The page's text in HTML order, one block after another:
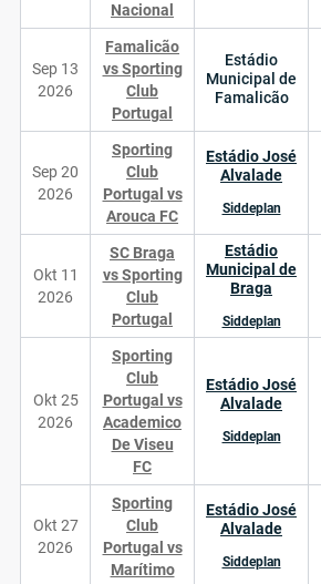
Nacional
Sep 13
2026
Famalicão
vs Sporting
Club
Portugal
Estádio
Municipal de
Famalicão
Sep 20
2026
Sporting
Club
Portugal vs
Arouca FC
Estádio José
Alvalade
Siddeplan
Okt 11
2026
SC Braga
vs Sporting
Club
Portugal
Estádio
Municipal de
Braga
Siddeplan
Okt 25
2026
Sporting
Club
Portugal vs
Academico
De Viseu
FC
Estádio José
Alvalade
Siddeplan
Okt 27
2026
Sporting
Club
Portugal vs
Marítimo
Estádio José
Alvalade
Siddeplan